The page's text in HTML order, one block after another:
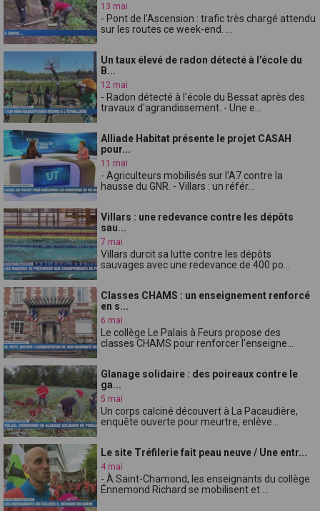
13 mai
- Pont de l'Ascension : trafic très chargé attendu
sur les routes ce week-end. ...
Un taux élevé de radon détecté à l'école du
B...
12 mai
- Radon détecté à l'école du Bessat après des
travaux d'agrandissement. - Une e...
Alliade Habitat présente le projet CASAH
pour...
11 mai
- Agriculteurs mobilisés sur l'A7 contre la
hausse du GNR. - Villars : un référ...
Villars : une redevance contre les dépôts
sau...
7 mai
Villars durcit sa lutte contre les dépôts
sauvages avec une redevance de 400 po...
Classes CHAMS : un enseignement renforcé
en s...
6 mai
Le collège Le Palais à Feurs propose des
classes CHAMS pour renforcer l'enseigne...
Glanage solidaire : des poireaux contre le
ga...
5 mai
Un corps calciné découvert à La Pacaudière,
enquête ouverte pour meurtre, enlève...
Le site Tréfilerie fait peau neuve / Une entr...
4 mai
- À Saint-Chamond, les enseignants du collège
Énnemond Richard se mobilisent et ...